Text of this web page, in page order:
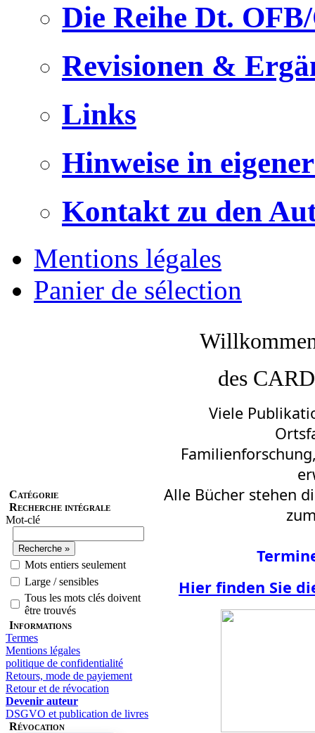
Die Reihe Dt.
Revisionen &
Links
Hinweise in
Kontakt zu den
Mentions légales
Panier de sélection
Catégorie
Recherche intégrale
Mot-clé
Mots entiers seulement
Large / sensibles
Tous les mots clés doivent
être trouvés
Informations
Termes
Mentions légales
politique de confidentialité
Retours, mode de payiement
Retour et de révocation
Devenir auteur
DSGVO et publication de livres
Révocation
des
Viele
Alle Bücher stehen
Hier finden Sie